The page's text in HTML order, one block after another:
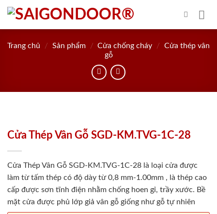
Skip
content
Trang chủ / Sản phẩm / Cửa chống cháy /
Cửa thép vân
gỗ
Cửa Thép Vân Gỗ SGD-KM.TVG-1C-28
Cửa Thép Vân Gỗ SGD-KM.TVG-1C-28 là loại cửa được
làm từ tấm thép có độ dày từ 0,8 mm-1.00mm , là thép cao
cấp được sơn tĩnh điện nhằm chống hoen gỉ, trầy xước. Bề
mặt cửa được phủ lớp giả vân gỗ giống như gỗ tự nhiên